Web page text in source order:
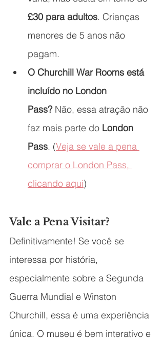
£30 para adultos. Crianças
menores de 5 anos não
pagam.
O Churchill War Rooms está
incluído no London
Pass? Não, essa atração não
faz mais parte do London
Pass. (Veja se vale a pena
comprar o London Pass,
clicando aqui)
Vale a Pena Visitar?
Definitivamente! Se você se
interessa por história,
especialmente sobre a Segunda
Guerra Mundial e Winston
Churchill, essa é uma experiência
única. O museu é bem interativo e